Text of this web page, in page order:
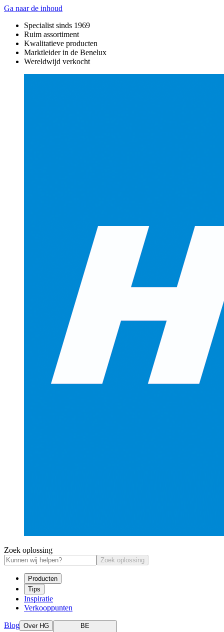
Ga naar de inhoud
Specialist sinds 1969
Ruim assortiment
Kwalitatieve producten
Marktleider in de Benelux
Wereldwijd verkocht
Zoek oplossing
Zoek oplossing
Producten
Tips
Inspiratie
Verkooppunten
Blog Over HG BE